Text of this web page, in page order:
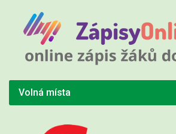
Volná místa